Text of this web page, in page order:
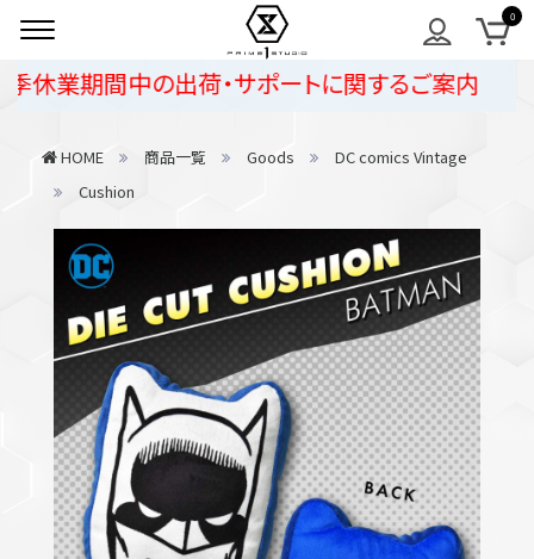
期間中の出荷・サポートに関するご案内
HOME 商品一覧 Goods
DC comics Vintage
Cushion